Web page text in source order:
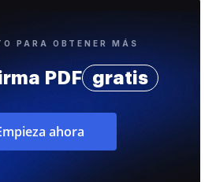
PARA OBTENER MÁS
PDF gratis
ahora